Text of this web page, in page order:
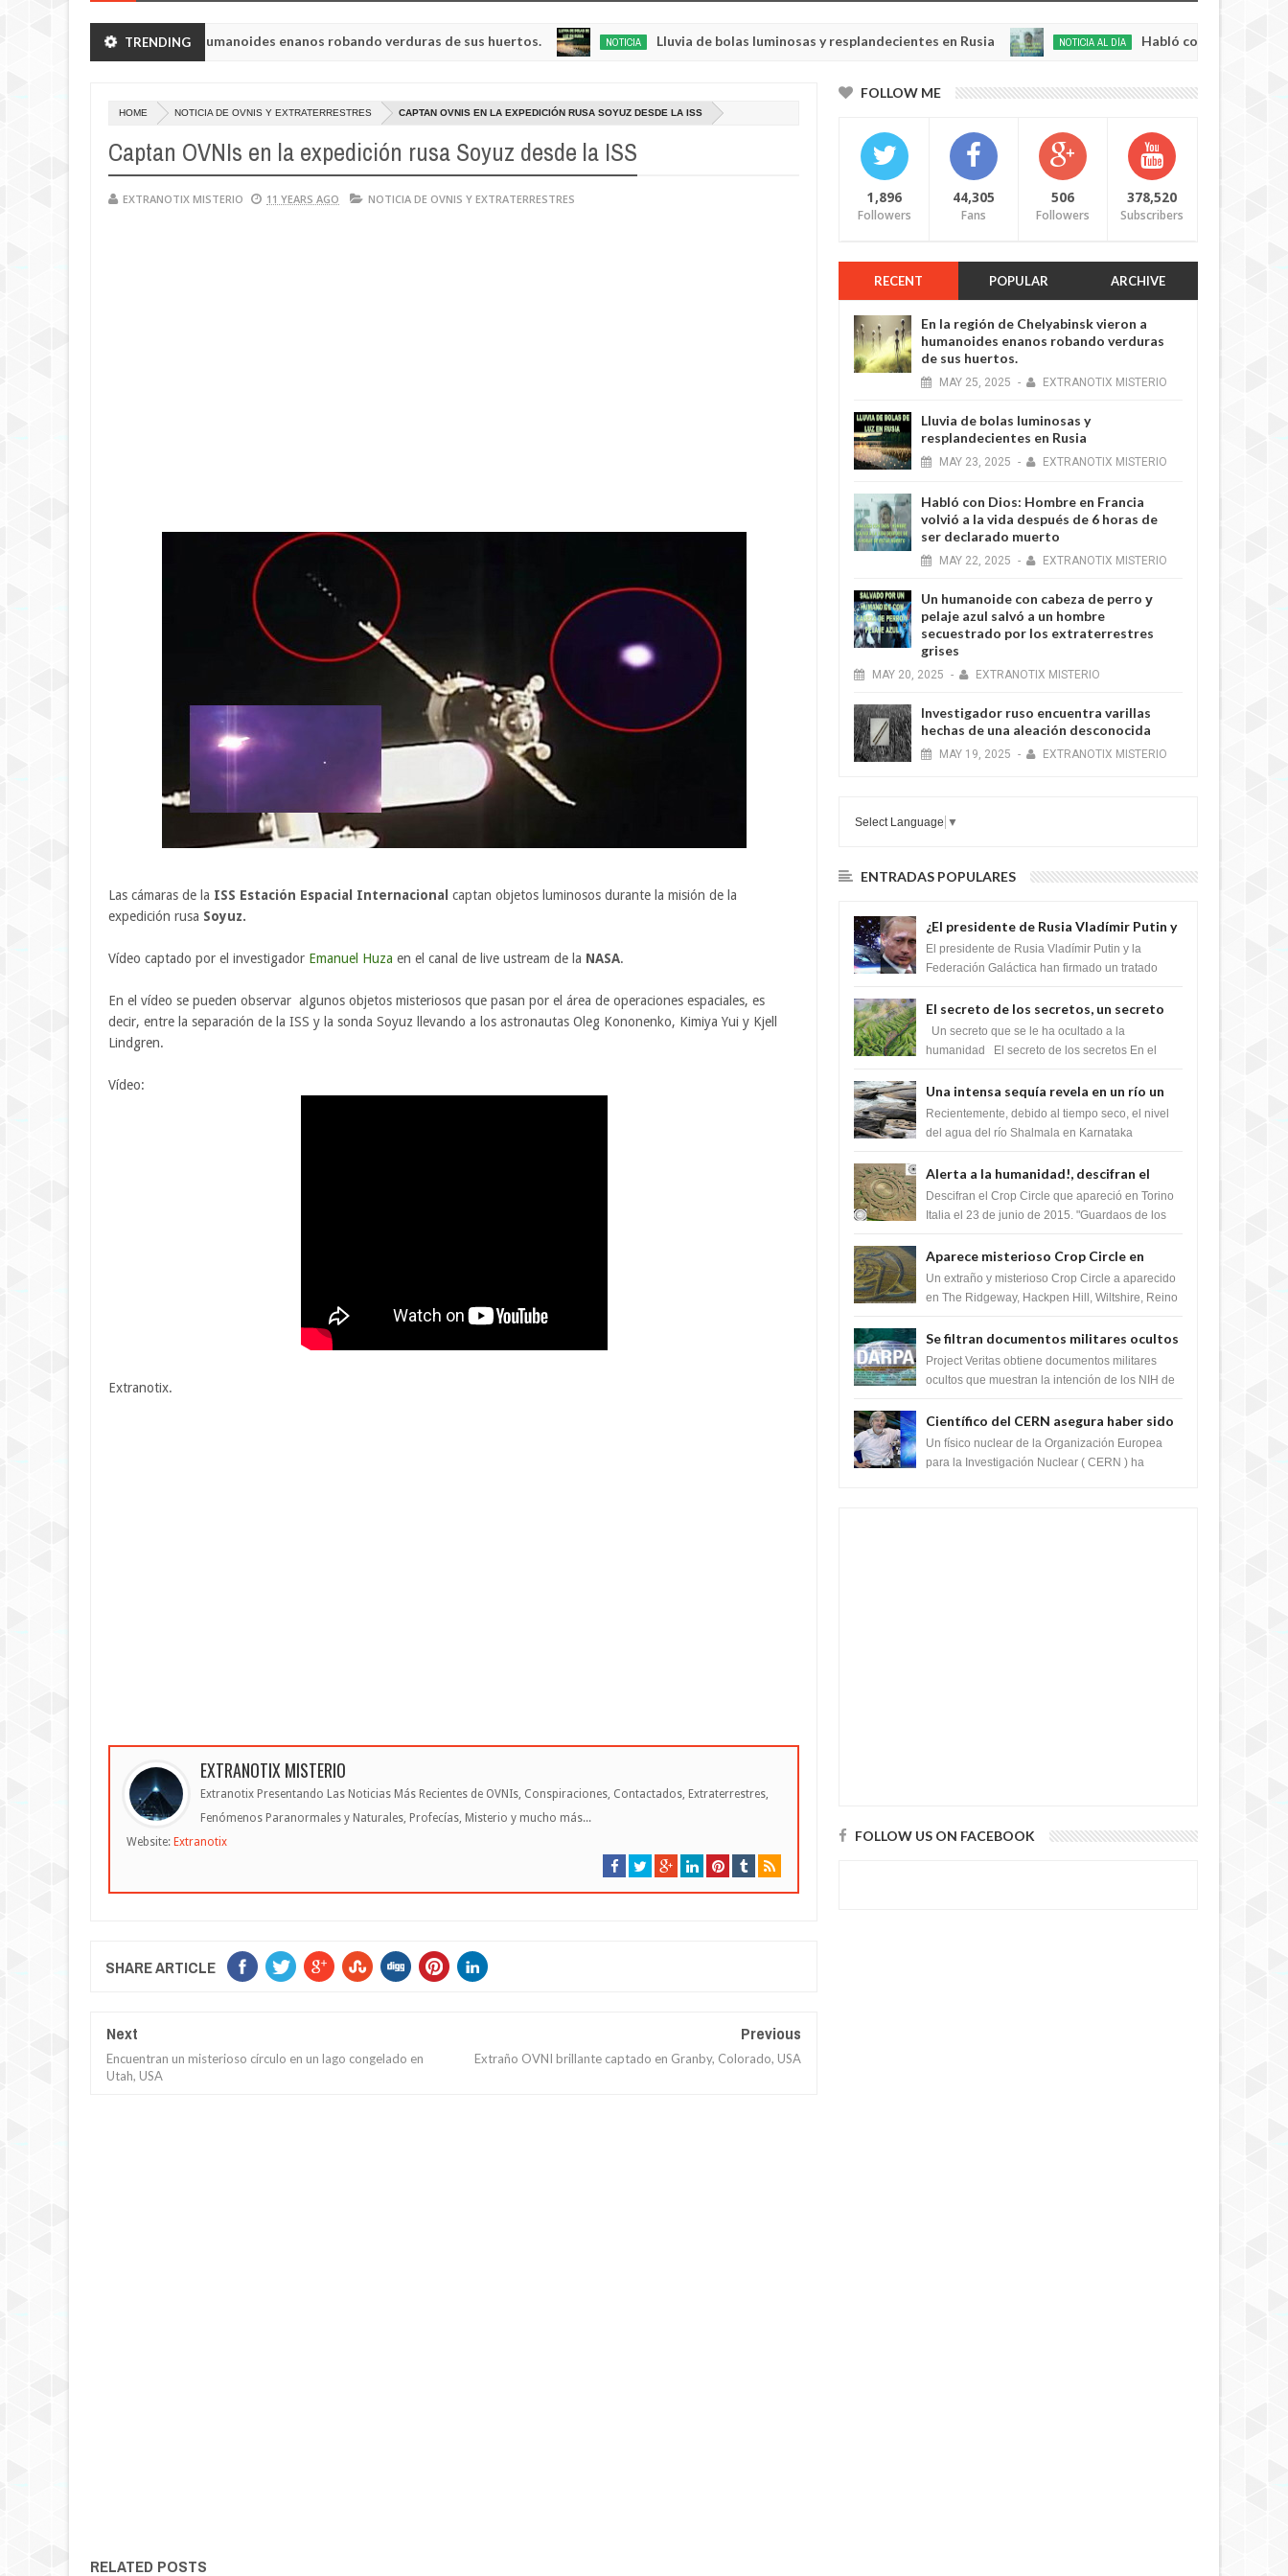
TRENDING
Chelyabinsk vieron a humanoides enanos robando verduras de sus huertos. NOTICIA Lluvia de bolas luminosas y resplandecientes en Rusia
20250
NOTICIA AL DÍA Habló con Dios: Hombre en
HOME NOTICIA DE OVNIS Y EXTRATERRESTRES CAPTAN OVNIS EN LA EXPEDICIÓN RUSA SOYUZ DESDE LA ISS
Captan OVNIs en la expedición rusa Soyuz desde la ISS
EXTRANOTIX MISTERIO 11 YEARS AGO NOTICIA DE OVNIS Y EXTRATERRESTRES
Las cámaras de la ISS Estación Espacial Internacional captan objetos luminosos durante la misión de la
expedición rusa Soyuz.
Vídeo captado por el investigador Emanuel Huza en el canal de live ustream de la NASA.
En el vídeo se pueden observar algunos objetos misteriosos que pasan por el área de operaciones espaciales, es
decir, entre la separación de la ISS y la sonda Soyuz llevando a los astronautas Oleg Kononenko, Kimiya Yui y Kjell
Lindgren.
Vídeo:
Extranotix.
EXTRANOTIX MISTERIO
Extranotix Presentando Las Noticias Más Recientes de OVNIs, Conspiraciones, Contactados, Extraterrestres,
Fenómenos Paranormales y Naturales, Profecías, Misterio y mucho más...
Website: Extranotix
SHARE ARTICLE
Next
Encuentran un misterioso círculo en un lago congelado en
Utah, USA
Previous
Extraño OVNI brillante captado en Granby, Colorado, USA
RELATED POSTS
FOLLOW ME
1,896
Followers
44,305
Fans
506
Followers
378,520
Subscribers
RECENT POPULAR ARCHIVE
En la región de Chelyabinsk vieron a
humanoides enanos robando verduras
de sus huertos.
MAY 25, 2025 - EXTRANOTIX MISTERIO
Lluvia de bolas luminosas y
resplandecientes en Rusia
MAY 23, 2025 - EXTRANOTIX MISTERIO
Habló con Dios: Hombre en Francia
volvió a la vida después de 6 horas de
ser declarado muerto
MAY 22, 2025 - EXTRANOTIX MISTERIO
Un humanoide con cabeza de perro у
pelaje azul salvó a un hombre
secuestrado por los extraterrestres
grises
MAY 20, 2025 - EXTRANOTIX MISTERIO
Investigador ruso encuentra varillas
hechas de una aleación desconocida
MAY 19, 2025 - EXTRANOTIX MISTERIO
Select Language ▼
ENTRADAS POPULARES
¿El presidente de Rusia Vladímir Putin y
la Federación Galactica han firmado un
tratado para acabar con los Sionistas?
El presidente de Rusia Vladímir Putin y la
Federación Galáctica han firmado un tratado
Si...
El secreto de los secretos, un secreto
que cambiaría por completo el destino
de la humanidad
Un secreto que se le ha ocultado a la
humanidad El secreto de los secretos En el
m...
Una intensa sequía revela en un río un
impresionante hallazgo de miles de
Shiva Lingas
Recientemente, debido al tiempo seco, el nivel
del agua del río Shalmala en Karnataka
Shiv...
Alerta a la humanidad!, descifran el
mensaje del Crop Circle de Torino ,Italia
Descifran el Crop Circle que apareció en Torino
Italia el 23 de junio de 2015. "Guardaos de los
Aparece misterioso Crop Circle en
Reino Unido 23 de junio 2016
Un extraño y misterioso Crop Circle a aparecido
en The Ridgeway, Hackpen Hill, Wiltshire, Reino
Se filtran documentos militares ocultos
que muestran la intención de los NIH de
crear el SARS-CoV-2, utilizando la
Project Veritas obtiene documentos militares
ocultos que muestran la intención de los NIH de
Científico del CERN asegura haber sido
ayudado por seres de luz durante una
prueba del Colisionador de Hadrones
Un físico nuclear de la Organización Europea
para la Investigación Nuclear ( CERN ) ha
FOLLOW US ON FACEBOOK